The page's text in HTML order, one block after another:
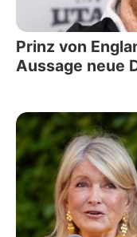
Prinz von
Aussage neue